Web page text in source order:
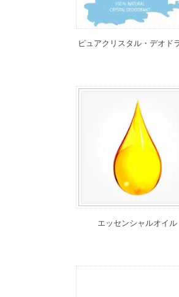
ピュアクリスタル・デオド
エッセンシャルオイル